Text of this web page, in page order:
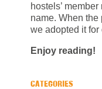
hostels’
name. When
we adopted it
Enjoy reading!
CATEGORIES